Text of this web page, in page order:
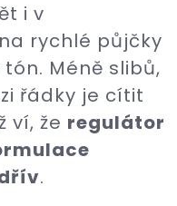
i v
rychlé půjčky
Méně slibů,
řádky je cítit
ví, že regulátor
.